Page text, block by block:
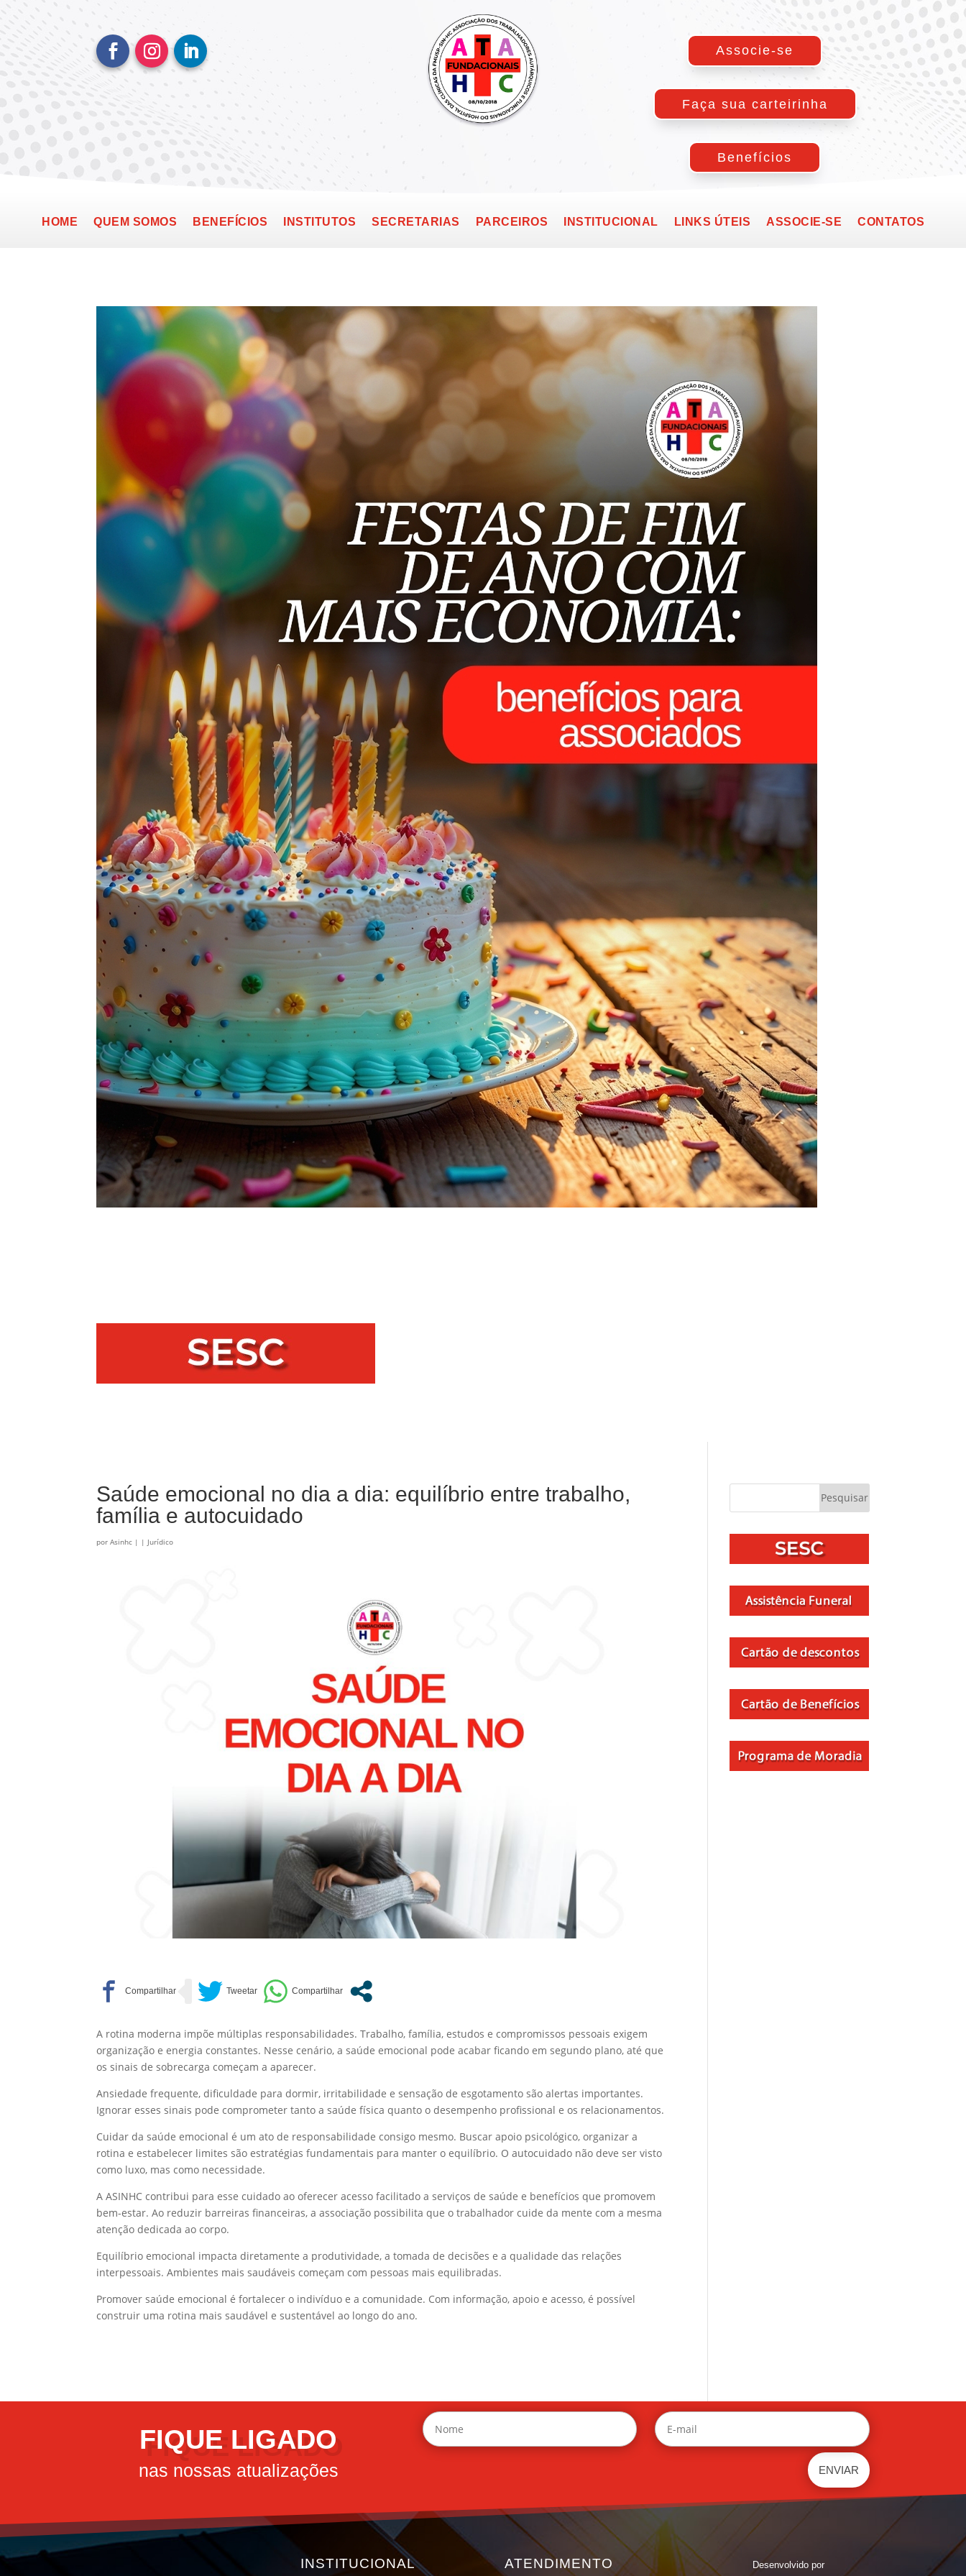
Associe-se
Faça sua carteirinha
Benefícios
HOME QUEM SOMOS BENEFÍCIOS INSTITUTOS SECRETARIAS PARCEIROS INSTITUCIONAL LINKS ÚTEIS ASSOCIE-SE CONTATOS
Saúde emocional no dia a dia: equilíbrio entre trabalho,
família e autocuidado
porAsinhc | | Jurídico
A rotina moderna impõe múltiplas responsabilidades. Trabalho, família, estudos e compromissos pessoais exigem
organização e energia constantes. Nesse cenário, a saúde emocional pode acabar ficando em segundo plano, até que
os sinais de sobrecarga começam a aparecer.
Ansiedade frequente, dificuldade para dormir, irritabilidade e sensação de esgotamento são alertas importantes.
Ignorar esses sinais pode comprometer tanto a saúde física quanto o desempenho profissional e os relacionamentos.
Cuidar da saúde emocional é um ato de responsabilidade consigo mesmo. Buscar apoio psicológico, organizar a
rotina e estabelecer limites são estratégias fundamentais para manter o equilíbrio. O autocuidado não deve ser visto
como luxo, mas como necessidade.
A ASINHC contribui para esse cuidado ao oferecer acesso facilitado a serviços de saúde e benefícios que promovem
bem-estar. Ao reduzir barreiras financeiras, a associação possibilita que o trabalhador cuide da mente com a mesma
atenção dedicada ao corpo.
Equilíbrio emocional impacta diretamente a produtividade, a tomada de decisões e a qualidade das relações
interpessoais. Ambientes mais saudáveis começam com pessoas mais equilibradas.
Promover saúde emocional é fortalecer o indivíduo e a comunidade. Com informação, apoio e acesso, é possível
construir uma rotina mais saudável e sustentável ao longo do ano.
FIQUE LIGADO
nas nossas atualizações
INSTITUCIONAL ATENDIMENTO Desenvolvido por